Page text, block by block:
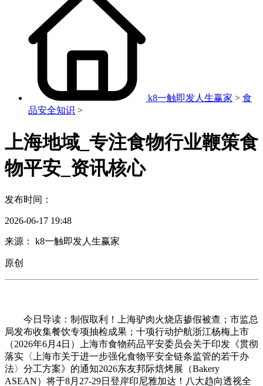
k8一触即发人生赢家 > 食
品安全知识 >
上海地域_专注食物行业鞭策食
物平安_资讯核心
发布时间：
2026-06-17 19:48
来源： k8一触即发人生赢家
原创
今日导读：制假取利！上海驴肉火烧店掺假被查；市监总
局发布收集餐饮专项抽检成果；十项行动护航浙江杨梅上市
（2026年6月4日）上海市食物药品平安委员会关于印发《贯彻
落实〈上海市关于进一步强化食物平安全链条监管的若干办
法〉分工方案》的通知2026东友邦际焙烤展（Bakery
ASEAN）将于8月27-29日登岸印尼雅加达！八大趋向透视全